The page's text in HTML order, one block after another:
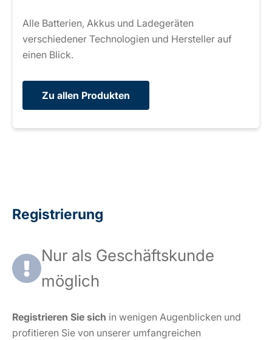
Alle Batterien, Akkus und Ladegeräten
verschiedener Technologien und Hersteller auf
einen Blick.
Zu allen Produkten
Registrierung
Nur als Geschäftskunde
möglich
Registrieren Sie sich in wenigen Augenblicken und
profitieren Sie von unserer umfangreichen